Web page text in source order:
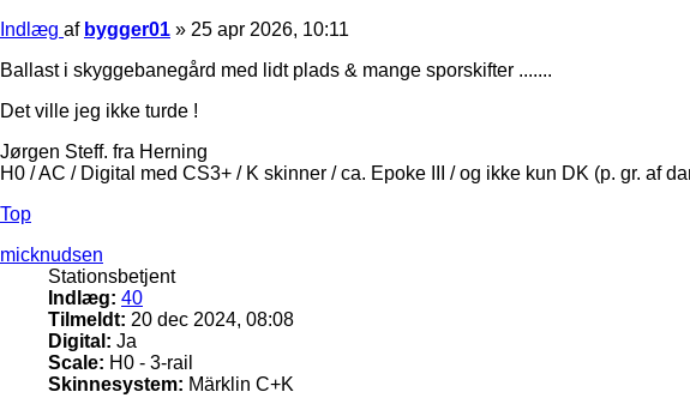
Indlæg af bygger01 » 25 apr 2026, 10:11
Ballast i skyggebanegård med lidt plads & mange sporskifter .......
Det ville jeg ikke turde !
Jørgen Steff. fra Herning
H0 / AC / Digital med CS3+ / K skinner / ca. Epoke III / og ikke kun DK (p. gr. af
Top
micknudsen
Stationsbetjent
Indlæg: 40
Tilmeldt: 20 dec 2024, 08:08
Digital: Ja
Scale: H0 - 3-rail
Skinnesystem: Märklin C+K